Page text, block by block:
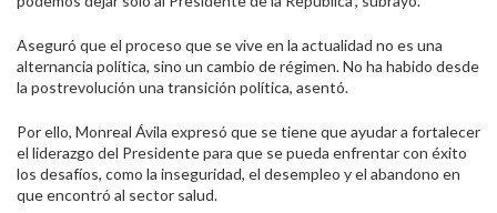
Aseguró que el proceso que se vive en la actualidad no es una
alternancia política, sino un cambio de régimen. No ha habido desde
la postrevolución una transición política, asentó.
Por ello, Monreal Ávila expresó que se tiene que ayudar a fortalecer
el liderazgo del Presidente para que se pueda enfrentar con éxito
los desafíos, como la inseguridad, el desempleo y el abandono en
que encontró al sector salud.